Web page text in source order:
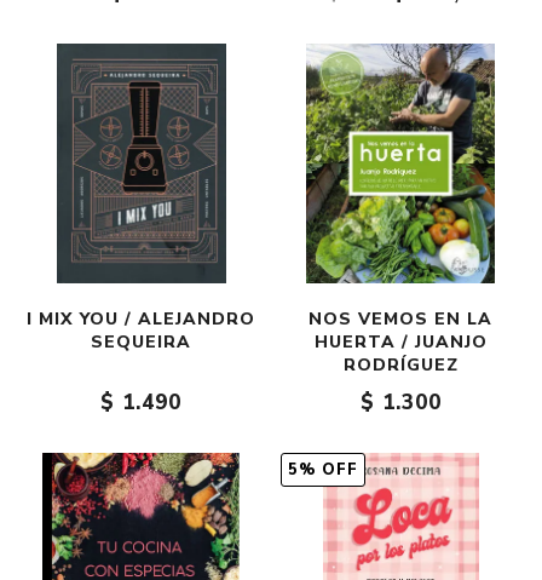
I MIX YOU / ALEJANDRO
SEQUEIRA
$ 1.490
NOS VEMOS EN LA
HUERTA / JUANJO
RODRÍGUEZ
$ 1.300
5% OFF